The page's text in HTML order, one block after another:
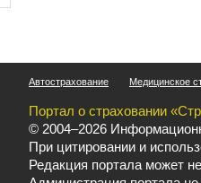
Автострахование Медицинское
Портал о страховании
© 2004–2026
При цитировании и
Редакция портала может